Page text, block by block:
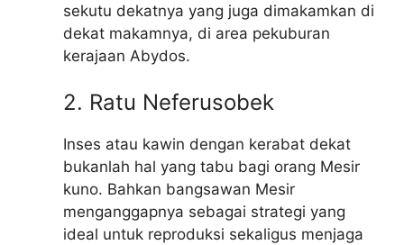
sekutu dekatnya yang juga dimakamkan di
dekat makamnya, di area pekuburan
kerajaan Abydos.
2. Ratu Neferusobek
Inses atau kawin dengan kerabat dekat
bukanlah hal yang tabu bagi orang Mesir
kuno. Bahkan bangsawan Mesir
menganggapnya sebagai strategi yang
ideal untuk reproduksi sekaligus menjaga